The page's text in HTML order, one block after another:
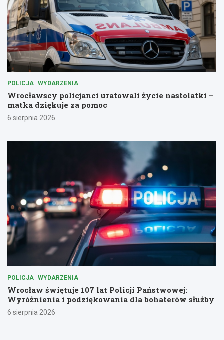
POLICJA WYDARZENIA
Wrocławscy policjanci uratowali życie nastolatki –
matka dziękuje za pomoc
6 sierpnia 2026
POLICJA WYDARZENIA
Wrocław świętuje 107 lat Policji Państwowej:
Wyróżnienia i podziękowania dla bohaterów służby
6 sierpnia 2026